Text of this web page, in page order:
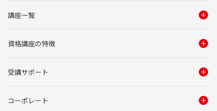
講座一覧
資格講座の特徴
受講サポート
コーポレート